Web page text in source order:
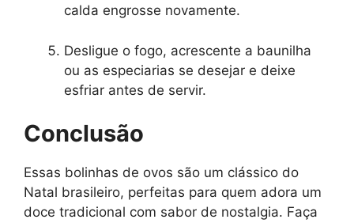
calda engrosse novamente.
Desligue o fogo, acrescente a baunilha
ou as especiarias se desejar e deixe
esfriar antes de servir.
Conclusão
Essas bolinhas de ovos são um clássico do
Natal brasileiro, perfeitas para quem adora um
doce tradicional com sabor de nostalgia. Faça